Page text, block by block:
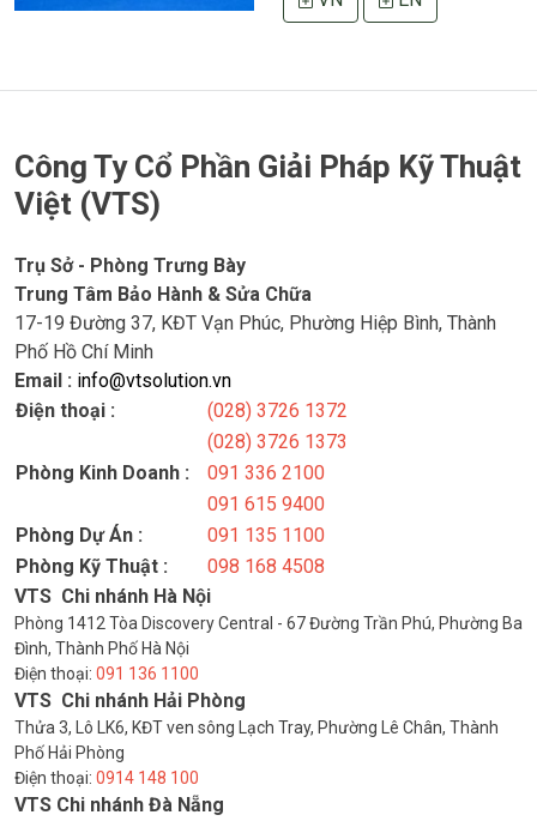
Công Ty Cổ Phần Giải Pháp Kỹ Thuật
Việt (VTS)
Trụ Sở - Phòng Trưng Bày
Trung Tâm Bảo Hành & Sửa Chữa
17-19 Đường 37, KĐT Vạn Phúc, Phường Hiệp Bình, Thành
Phố Hồ Chí Minh
Email : info@vtsolution.vn
Điện thoại :
(028) 3726 1372
(028) 3726 1373
Phòng Kinh Doanh :
091 336 2100
091 615 9400
Phòng Dự Án :
091 135 1100
Phòng Kỹ Thuật :
098 168 4508
VTS Chi nhánh Hà Nội
Phòng 1412 Tòa Discovery Central - 67 Đường Trần Phú, Phường Ba
Đình, Thành Phố Hà Nội
Điện thoại: 091 136 1100
VTS Chi nhánh Hải Phòng
Thửa 3, Lô LK6, KĐT ven sông Lạch Tray, Phường Lê Chân, Thành
Phố Hải Phòng
Điện thoại: 0914 148 100
VTS Chi nhánh Đà Nẵng